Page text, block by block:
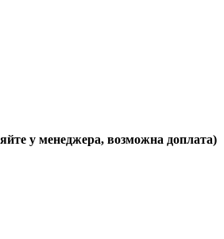
у менеджера, возможна доплата)